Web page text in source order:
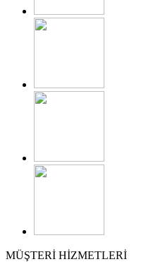
MÜŞTERİ HİZMETLERİ